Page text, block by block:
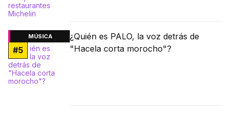
MÚSICA
#5
¿Quién es PALO, la voz detrás de
"Hacela corta morocho"?